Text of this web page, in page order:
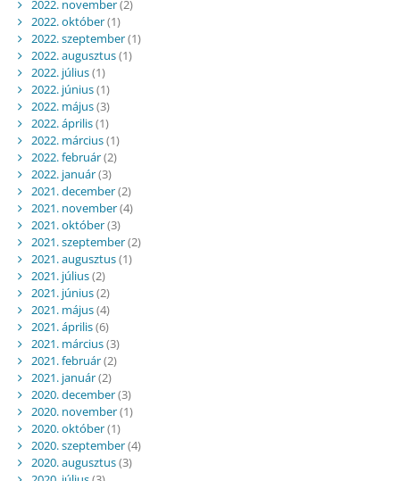
2022. november(2)
2022. október(1)
2022. szeptember(1)
2022. augusztus(1)
2022. július(1)
2022. június(1)
2022. május(3)
2022. április(1)
2022. március(1)
2022. február(2)
2022. január(3)
2021. december(2)
2021. november(4)
2021. október(3)
2021. szeptember(2)
2021. augusztus(1)
2021. július(2)
2021. június(2)
2021. május(4)
2021. április(6)
2021. március(3)
2021. február(2)
2021. január(2)
2020. december(3)
2020. november(1)
2020. október(1)
2020. szeptember(4)
2020. augusztus(3)